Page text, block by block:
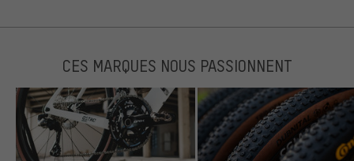
CES MARQUES NOUS PASSIONNENT